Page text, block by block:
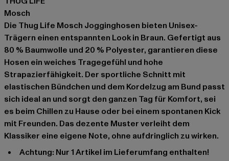
Mosch
Die Thug Life Mosch Jogginghosen bieten Unisex-
Trägern einen entspannten Look in Braun. Gefertigt aus
80 % Baumwolle und 20 % Polyester, garantieren diese
Hosen ein weiches Tragegefühl und hohe
Strapazierfähigkeit. Der sportliche Schnitt mit
elastischen Bündchen und dem Kordelzug am Bund passt
sich ideal an und sorgt den ganzen Tag für Komfort, sei
es beim Chillen zu Hause oder bei einem spontanen Kick
mit Freunden. Das dezente Muster verleiht dem
Klassiker eine eigene Note, ohne aufdringlich zu wirken.
Achtung: Nur 1 Artikel im Lieferumfang enthalten!